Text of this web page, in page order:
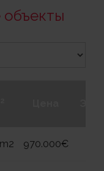
970.000€